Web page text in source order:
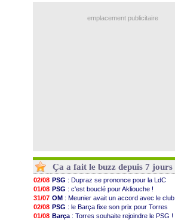
: Akliouche a signé (officiel)
emplacement publicitaire
Ça a fait le buzz depuis 7 jours
02/08 PSG : Dupraz se prononce pour la LdC
01/08 PSG : c'est bouclé pour Akliouche !
31/07 OM : Meunier avait un accord avec le club
02/08 PSG : le Barça fixe son prix pour Torres
01/08 Barça : Torres souhaite rejoindre le PSG !